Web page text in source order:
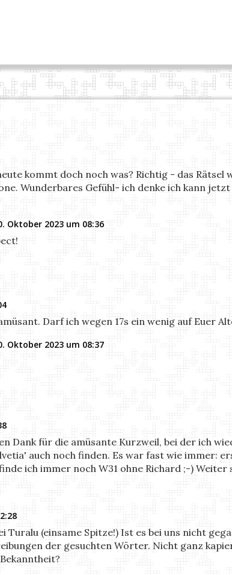
kommt doch noch was? Richtig - das
Wunderbares Gefühl- ich denke ich kann
Oktober 2023 um 08:36
Darf ich wegen 17s ein wenig auf Euer
Oktober 2023 um 08:37
Dank für die amüsante Kurzweil, bei der ich
auch noch finden. Es war fast wie immer:
ich immer noch W31 ohne Richard ;-) Weiter
Turalu (einsame Spitze!) Ist es bei uns nicht
der gesuchten Wörter. Nicht ganz